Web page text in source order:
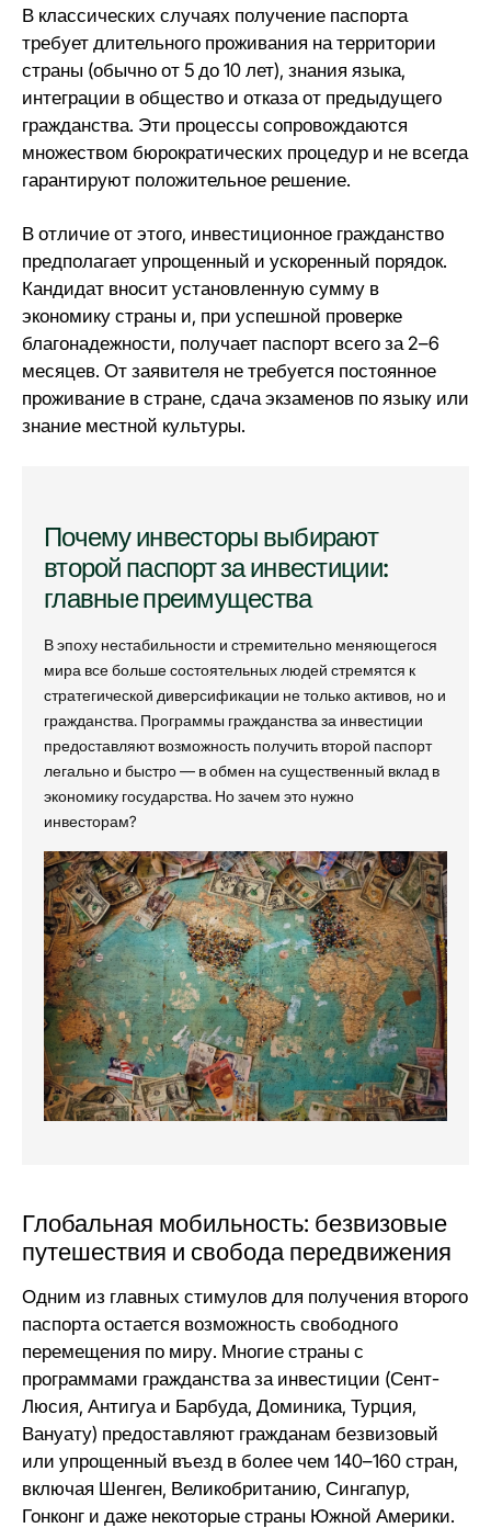
В классических случаях получение паспорта
требует длительного проживания на территории
страны (обычно от 5 до 10 лет), знания языка,
интеграции в общество и отказа от предыдущего
гражданства. Эти процессы сопровождаются
множеством бюрократических процедур и не всегда
гарантируют положительное решение.
В отличие от этого, инвестиционное гражданство
предполагает упрощенный и ускоренный порядок.
Кандидат вносит установленную сумму в
экономику страны и, при успешной проверке
благонадежности, получает паспорт всего за 2–6
месяцев. От заявителя не требуется постоянное
проживание в стране, сдача экзаменов по языку или
знание местной культуры.
Почему инвесторы выбирают
второй паспорт за инвестиции:
главные преимущества
В эпоху нестабильности и стремительно меняющегося
мира все больше состоятельных людей стремятся к
стратегической диверсификации не только активов, но и
гражданства. Программы гражданства за инвестиции
предоставляют возможность получить второй паспорт
легально и быстро — в обмен на существенный вклад в
экономику государства. Но зачем это нужно
инвесторам?
Глобальная мобильность: безвизовые
путешествия и свобода передвижения
Одним из главных стимулов для получения второго
паспорта остается возможность свободного
перемещения по миру. Многие страны с
программами гражданства за инвестиции (Сент-
Люсия, Антигуа и Барбуда, Доминика, Турция,
Вануату) предоставляют гражданам безвизовый
или упрощенный въезд в более чем 140–160 стран,
включая Шенген, Великобританию, Сингапур,
Гонконг и даже некоторые страны Южной Америки.